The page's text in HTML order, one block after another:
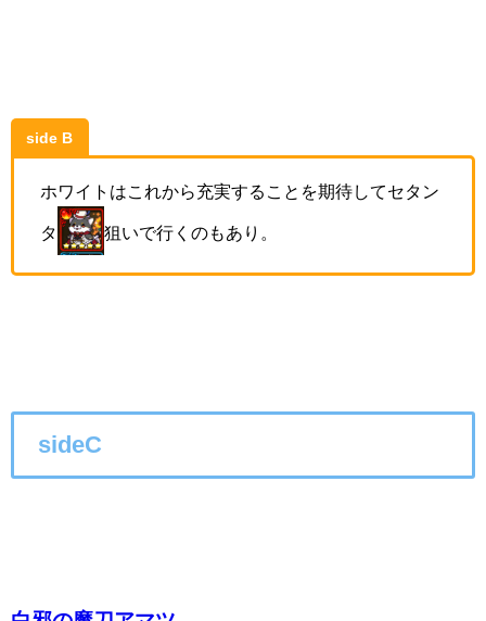
side B
ホワイトはこれから充実することを期待してセタン
タ 狙いで行くのもあり。
sideC